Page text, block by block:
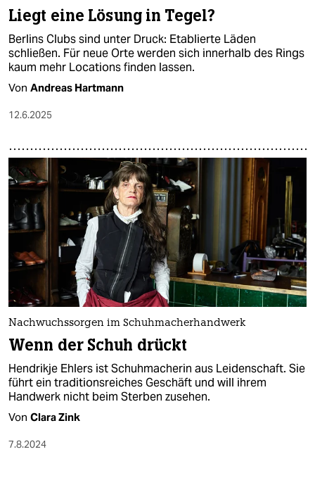
Liegt eine Lösung in Tegel?
Berlins Clubs sind unter Druck: Etablierte Läden
schließen. Für neue Orte werden sich innerhalb des Rings
kaum mehr Locations finden lassen.
Von Andreas Hartmann
12.6.2025
Nachwuchssorgen im Schuhmacherhandwerk
Wenn der Schuh drückt
Hendrikje Ehlers ist Schuhmacherin aus Leidenschaft. Sie
führt ein traditionsreiches Geschäft und will ihrem
Handwerk nicht beim Sterben zusehen.
Von Clara Zink
7.8.2024